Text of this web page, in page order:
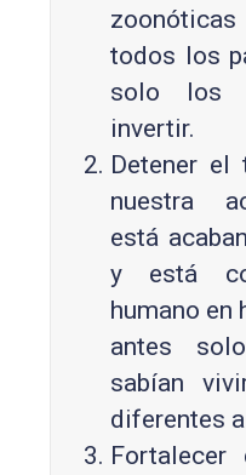
todos los
solo los
invertir.
Detener el
nuestra
está
y está
humano en
antes
sabían
diferentes
Fortalecer